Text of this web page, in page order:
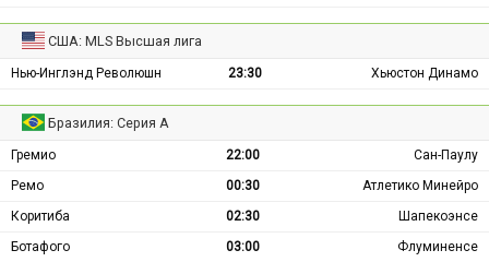
США: MLS Высшая лига
Нью-Инглэнд Революшн 23:30 Хьюстон Динамо
Бразилия: Серия А
Гремио 22:00
Сан-Паулу
Ремо
00:30
Атлетико Минейро
Коритиба
02:30
Шапекоэнсе
Ботафого
03:00 Флуминенсе